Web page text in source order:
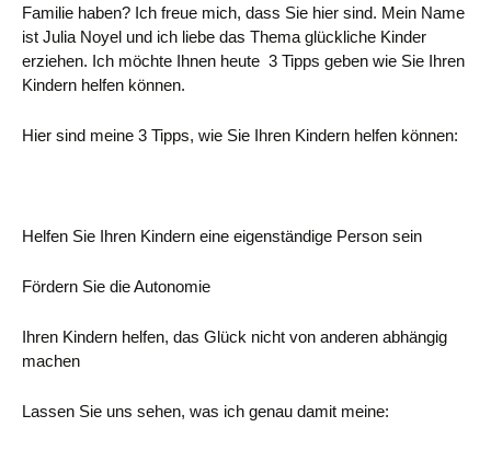
Familie haben? Ich freue mich, dass Sie hier sind. Mein Name
ist Julia Noyel und ich liebe das Thema glückliche Kinder
erziehen. Ich möchte Ihnen heute 3 Tipps geben wie Sie Ihren
Kindern helfen können.
Hier sind meine 3 Tipps, wie Sie Ihren Kindern helfen können:
Helfen Sie Ihren Kindern eine eigenständige Person sein
Fördern Sie die Autonomie
Ihren Kindern helfen, das Glück nicht von anderen abhängig
machen
Lassen Sie uns sehen, was ich genau damit meine: